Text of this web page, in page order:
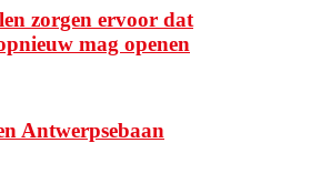
zorgen ervoor dat
mag openen
Antwerpsebaan